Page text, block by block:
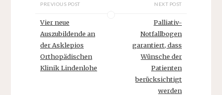
PREVIOUS POST
Vier neue
Auszubildende an
der Asklepios
Orthopädischen
Klinik Lindenlohe
NEXT POST
Palliativ-
Notfallbogen
garantiert, dass
Wünsche der
Patienten
berücksichtigt
werden